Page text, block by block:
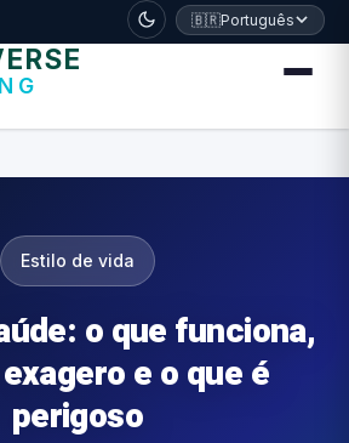
🇧🇷Português
Estilo de vida
o que funciona,
e o que é
perigoso